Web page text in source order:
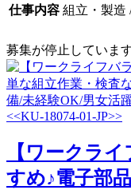
仕事内容 組立・製造
募集が停止していま
【ワークラ
すめ♪電子部